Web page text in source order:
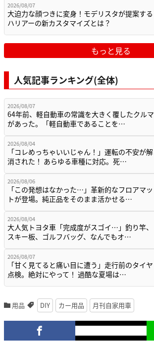
2026/08/07
大迫力な顔つきに変身！モデリスタが提案する
ハリアーの新カスタマイズとは？
もっと見る
人気記事ランキング(全体)
2026/08/07
64年前、軽自動車の常識を大きく覆したクルマ
があった。「軽自動車であることを…
2026/08/04
「コレめっちゃいいじゃん！」運転の不安が解
消された！ あらゆる車種に対応。死…
2026/08/06
「この発想はなかった…」革新的なフロアマッ
トが登場。純正品をそのまま活かせる…
2026/08/04
大人気トヨタ車「完成度がスゴイ…」釣り竿、
スキー板、ゴルフバッグ、なんでもオ…
2026/08/07
「甘く見てると痛い目に遭う」走行前のタイヤ
点検。絶対にやって！ 過酷な夏場は…
用品 DIY カー用品 月刊自家用車